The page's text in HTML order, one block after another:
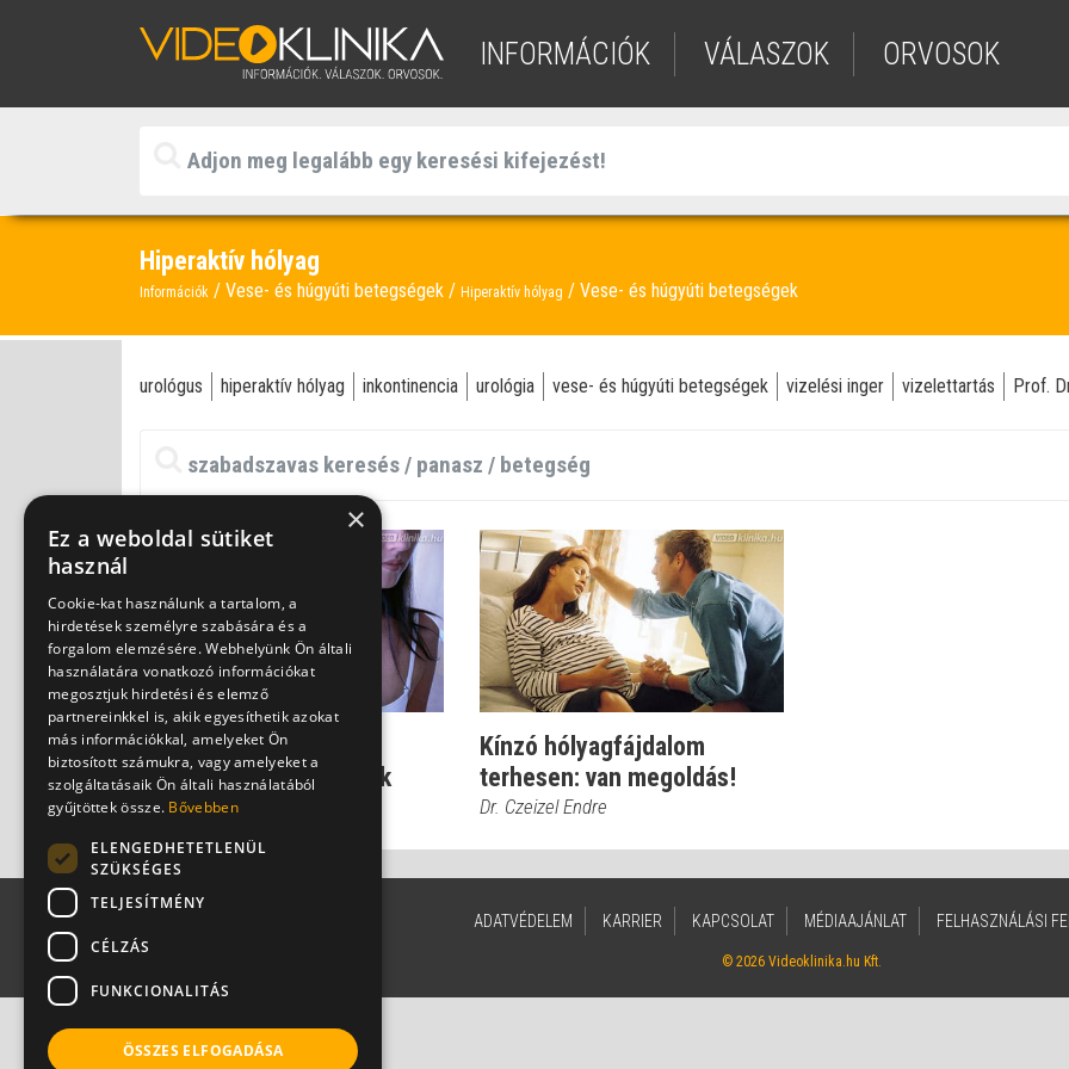
INFORMÁCIÓK VÁLASZOK ORVOSOK
Hiperaktív hólyag
Információk Vese- és húgyúti betegségek Hiperaktív hólyag Vese- és húgyúti betegségek
urológus hiperaktív hólyag inkontinencia urológia vese- és húgyúti betegségek vizelési inger vizelettartás Prof.
Felfázás szex után -
gyakoribb, mint hinnénk
Dr. Fischer Gábor
Kínzó hólyagfájdalom
terhesen: van megoldás!
Dr. Czeizel Endre
ADATVÉDELEM KARRIER KAPCSOLAT MÉDIAAJÁNLAT FELHASZNÁLÁSI
© 2026 Videoklinika.hu Kft.
×
Ez a weboldal sütiket
használ
Cookie-kat használunk a tartalom, a
hirdetések személyre szabására és a
forgalom elemzésére. Webhelyünk Ön általi
használatára vonatkozó információkat
megosztjuk hirdetési és elemző
partnereinkkel is, akik egyesíthetik azokat
más információkkal, amelyeket Ön
biztosított számukra, vagy amelyeket a
szolgáltatásaik Ön általi használatából
gyűjtöttek össze. Bővebben
ELENGEDHETETLENÜL
SZÜKSÉGES
TELJESÍTMÉNY
CÉLZÁS
FUNKCIONALITÁS
ÖSSZES ELFOGADÁSA